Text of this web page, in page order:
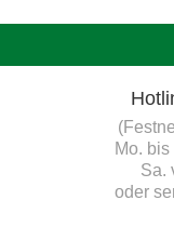
Mo.
Sa.
oder